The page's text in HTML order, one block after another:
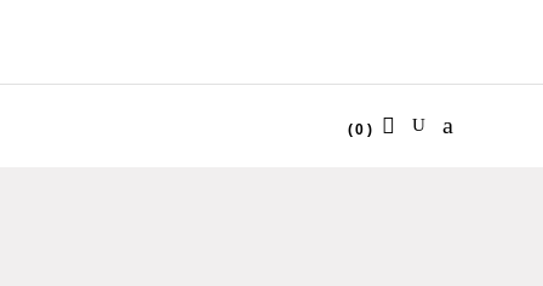
(0)